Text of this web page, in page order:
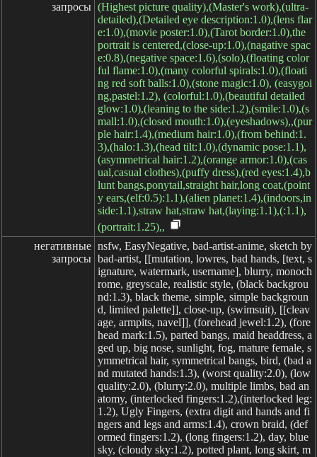
запросы (Highest picture quality),(Master's work),(ultra-
detailed),(Detailed eye description:1.0),(lens flar
e:1.0),(movie poster:1.0),(Tarot border:1.0),the
portrait is centered,(close-up:1.0),(nagative spac
e:0.8),(negative space:1.6),(solo),(floating color
ful flame:1.0),(many colorful spirals:1.0),(floati
ng red soft balls:1.0),(stone magic:1.0), (easygoi
ng,pastel:1.2), (colorful:1.0),(beautiful detailed
glow:1.0),(leaning to the side:1.2),(smile:1.0),(s
mall:1.0),(closed mouth:1.0),(eyeshadows),,(pur
ple hair:1.4),(medium hair:1.0),(from behind:1.
3),(halo:1.3),(head tilt:1.0),(dynamic pose:1.1),
(asymmetrical hair:1.2),(orange armor:1.0),(cas
ual,casual clothes),(puffy dress),(red eyes:1.4),b
lunt bangs,ponytail,straight hair,long coat,(point
y ears,(elf:0.5):1.1),(alien planet:1.4),(indoors,in
side:1.1),straw hat,straw hat,(laying:1.1),(:1.1),
(portrait:1.25),,
негативные
запросы
nsfw, EasyNegative, bad-artist-anime, sketch by
bad-artist, [[mutation, lowres, bad hands, [text, s
ignature, watermark, username], blurry, monoch
rome, greyscale, realistic style, (black backgrou
nd:1.3), black theme, simple, simple backgroun
d, limited palette]], close-up, (swimsuit), [[cleav
age, armpits, navel]], (forehead jewel:1.2), (fore
head mark:1.5), parted bangs, maid headdress, a
ged up, big nose, sunlight, fog, mature female, s
ymmetrical hair, symmetrical bangs, bird, (bad a
nd mutated hands:1.3), (worst quality:2.0), (low
quality:2.0), (blurry:2.0), multiple limbs, bad an
atomy, (interlocked fingers:1.2),(interlocked leg:
1.2), Ugly Fingers, (extra digit and hands and fi
ngers and legs and arms:1.4), crown braid, (def
ormed fingers:1.2), (long fingers:1.2), day, blue
sky, (cloudy sky:1.2), potted plant, long skirt, m